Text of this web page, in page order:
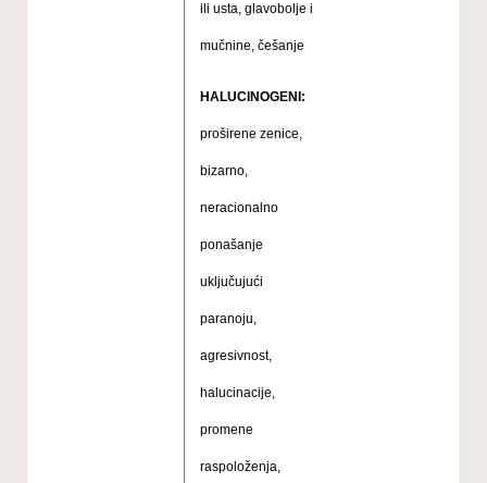
ili usta, glavobolje i
mučnine, češanje
HALUCINOGENI:
proširene zenice,
bizarno,
neracionalno
ponašanje
uključujući
paranoju,
agresivnost,
halucinacije,
promene
raspoloženja,